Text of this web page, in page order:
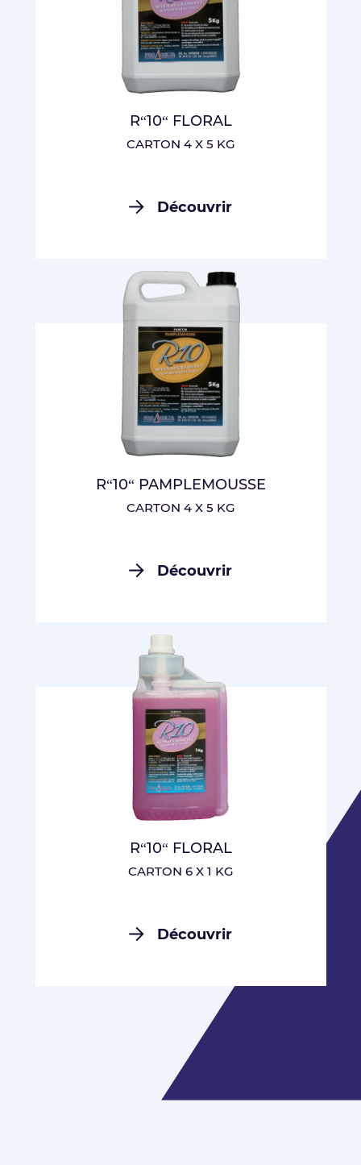
R“10“ FLORAL
CARTON 4 X 5 KG
Découvrir
R“10“ PAMPLEMOUSSE
CARTON 4 X 5 KG
Découvrir
R“10“ FLORAL
CARTON 6 X 1 KG
Découvrir